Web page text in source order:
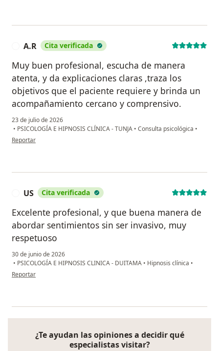
A.R Cita verificada
Muy buen profesional, escucha de manera
atenta, y da explicaciones claras ,traza los
objetivos que el paciente requiere y brinda un
acompañamiento cercano y comprensivo.
23 de julio de 2026
• PSICOLOGÍA E HIPNOSIS CLÍNICA - TUNJA • Consulta psicológica •
en opinión del usuario A.R
Reportar
US Cita verificada
Excelente profesional, y que buena manera de
abordar sentimientos sin ser invasivo, muy
respetuoso
30 de junio de 2026
• PSICOLOGÍA E HIPNOSIS CLINICA - DUITAMA • Hipnosis clínica •
en opinión del usuario US
Reportar
¿Te ayudan las opiniones a decidir qué
especialistas visitar?